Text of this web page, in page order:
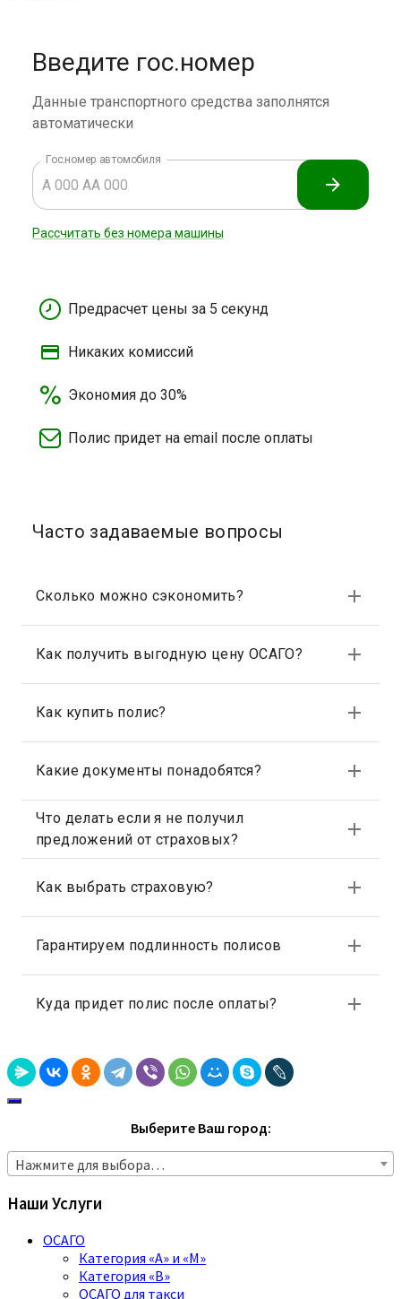
Выберите Ваш город:
Нажмите для выбора…
Наши Услуги
ОСАГО
Категория «A» и «M»
Категория «B»
ОСАГО для такси